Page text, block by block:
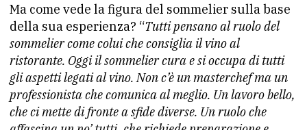
Ma come vede la figura del sommelier sulla base
della sua esperienza? “Tutti pensano al ruolo del
sommelier come colui che consiglia il vino al
ristorante. Oggi il sommelier cura e si occupa di tutti
gli aspetti legati al vino. Non c’è un masterchef ma un
professionista che comunica al meglio. Un lavoro bello,
che ci mette di fronte a sfide diverse. Un ruolo che